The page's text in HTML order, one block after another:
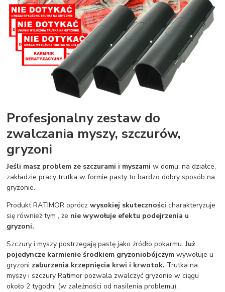
Profesjonalny zestaw do
zwalczania myszy, szczurów,
gryzoni
Jeśli masz problem ze szczurami i myszami w domu, na działce,
zakładzie pracy trutka w formie pasty to bardzo dobry sposób na
gryzonie.
Produkt RATIMOR opróczwysokiej skuteczności charakteryzuje
się również tym , że nie wywołuje efektu podejrzenia u
gryzoni.
Szczury i myszy postrzegają pastę jako źródło pokarmu. Już
pojedyncze karmienie środkiem gryzoniobójczym wywołuje u
gryzoni zaburzenia krzepnięcia krwi i krwotok. Trutka na
myszy i szczury Ratimor pozwala zwalczyć gryzonie w ciągu
około 2 tygodni (w zależności od nasilenia problemu).